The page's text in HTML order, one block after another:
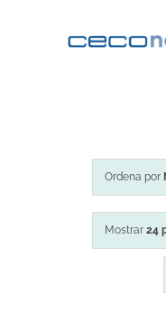
Ordena por
Mostrar 24